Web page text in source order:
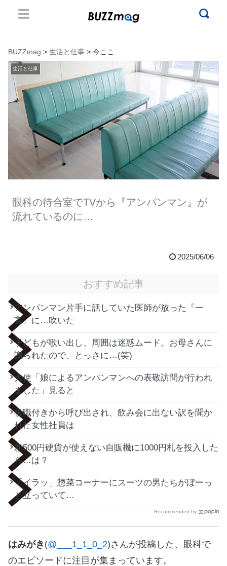
BUZZmag > 生活と仕事 > 今ここ
生活と仕事
眼科の待合室でTVから『アンパンマン』が
流れているのに…
2025/06/06
おすすめ記事
アンパンマン片手に話していた医師が放った『一
言』に…吹いた
子どもが歌い出し、周囲は迷惑ムード。お母さんに
謝られたので、とっさに…(笑)
大使「娘によるアンパンマンへの表敬訪問が行われ
ました」見ると
役職付きから呼び出され、飲み会に出ない訳を聞か
れた女性社員は
新500円硬貨が使えない自販機に1000円札を投入した
ら…は？
「イラッ」惣菜コーナーにスーツの男たちがぼーっ
と立っていて…
Recommended by
はみがき (@___1_1_0_2)さんが投稿した、眼科で
のエピソードに注目が集まっています。